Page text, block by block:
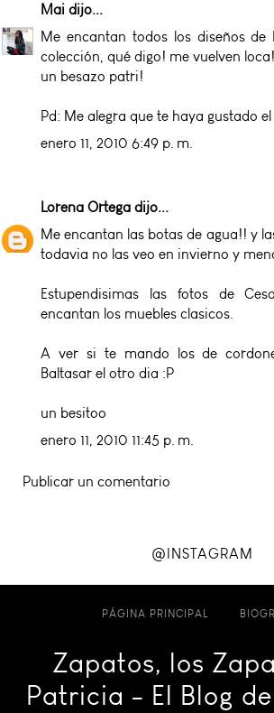
Mai dijo...
Me encantan todos los diseños de
colección, qué digo! me vuelven loca!
un besazo patri!
Pd: Me alegra que te haya gustado
enero 11, 2010 6:49 p. m.
Lorena Ortega dijo...
Me encantan las botas de agua!! y
todavia no las veo en invierno y
Estupendisimas las fotos de
encantan los muebles clasicos.
A ver si te mando los de
Baltasar el otro dia :P
un besitoo
enero 11, 2010 11:45 p. m.
Publicar un comentario
@INSTAGRAM
PÁGINA PRINCIPAL
Zapatos, los
Patricia - El Blog